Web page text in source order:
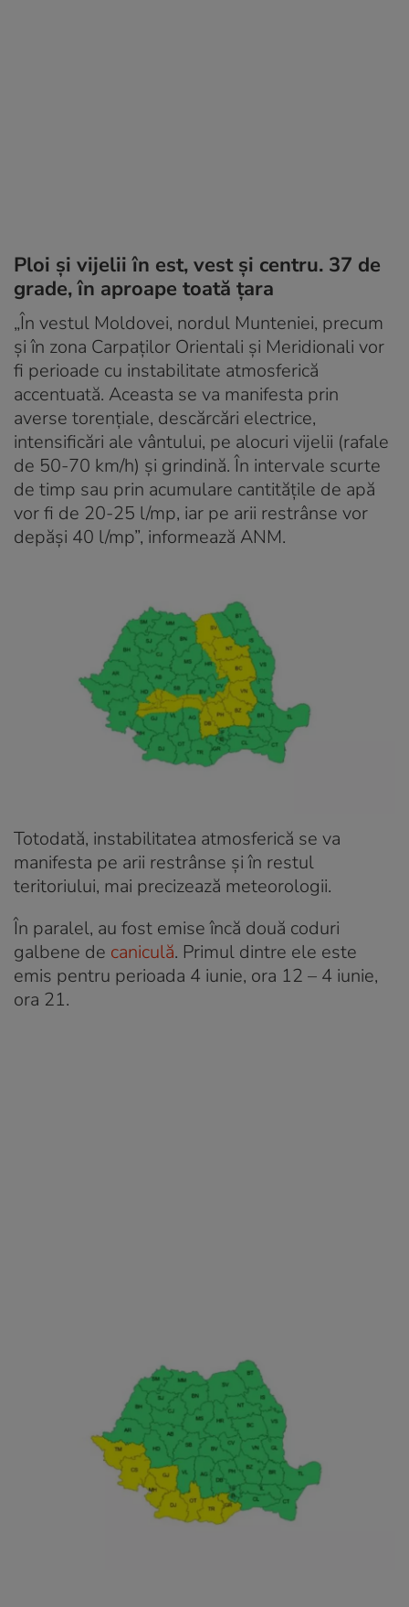
Ploi și vijelii în est, vest și centru. 37 de
grade, în aproape toată țara
„În vestul Moldovei, nordul Munteniei, precum
și în zona Carpaților Orientali și Meridionali vor
fi perioade cu instabilitate atmosferică
accentuată. Aceasta se va manifesta prin
averse torențiale, descărcări electrice,
intensificări ale vântului, pe alocuri vijelii (rafale
de 50-70 km/h) și grindină. În intervale scurte
de timp sau prin acumulare cantitățile de apă
vor fi de 20-25 l/mp, iar pe arii restrânse vor
depăși 40 l/mp”, informează ANM.
Totodată, instabilitatea atmosferică se va
manifesta pe arii restrânse și în restul
teritoriului, mai precizează meteorologii.
În paralel, au fost emise încă două coduri
galbene de caniculă. Primul dintre ele este
emis pentru perioada 4 iunie, ora 12 – 4 iunie,
ora 21.